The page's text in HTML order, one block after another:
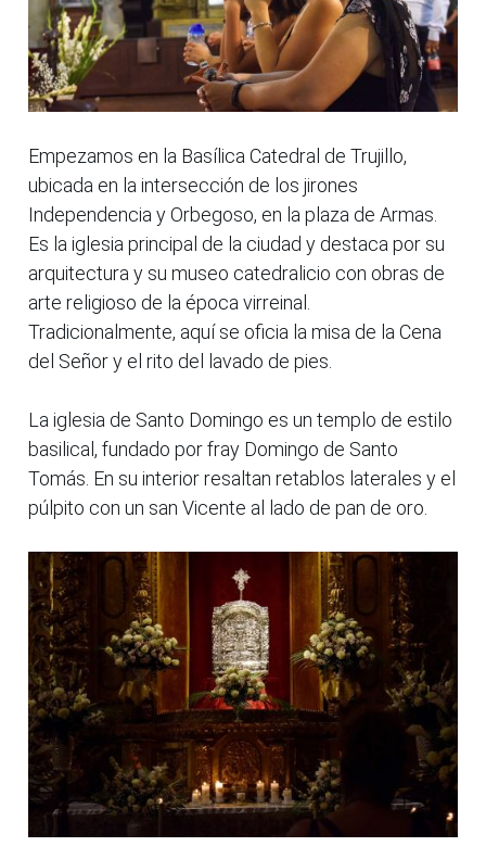
Empezamos en la Basílica Catedral de Trujillo,
ubicada en la intersección de los jirones
Independencia y Orbegoso, en la plaza de Armas.
Es la iglesia principal de la ciudad y destaca por su
arquitectura y su museo catedralicio con obras de
arte religioso de la época virreinal.
Tradicionalmente, aquí se oficia la misa de la Cena
del Señor y el rito del lavado de pies.
La iglesia de Santo Domingo es un templo de estilo
basilical, fundado por fray Domingo de Santo
Tomás. En su interior resaltan retablos laterales y el
púlpito con un san Vicente al lado de pan de oro.